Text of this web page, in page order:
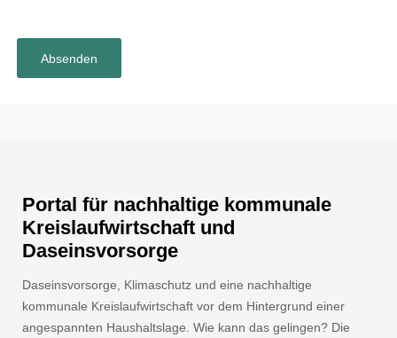
Portal für nachhaltige kommunale
Kreislaufwirtschaft und
Daseinsvorsorge
Daseinsvorsorge, Klimaschutz und eine nachhaltige
kommunale Kreislaufwirtschaft vor dem Hintergrund einer
angespannten Haushaltslage. Wie kann das gelingen? Die